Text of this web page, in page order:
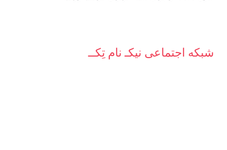
شبکه‌ اجتماعی نیکـ نام تِکــ